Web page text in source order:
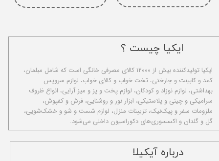
​درباره آیکیلا
ایکیا چیست ؟
ا​یکیا تولیدکننده بیش از ۱۲۰۰۰ کالای مصرفی خانگی است که شامل مبلمان،
کمد و کابینت و جارختی، تخت خواب و کالای خواب، لوازم سرویس
بهداشتی، لوازم نوزاد و کودکان، لوازم پخت و پز و میز آرایی، انواع ظروف
سرامیکی و چینی و پلاستیکی، ابزار نور و روشنایی، فرش و کفپوش،
ملزومات سفر و پیک‌نیک، تزیینات منزل، لوازم شست و شو و خشک‌شویی،
گل و گلدان و اکسسوری‌های دکوراسیون داخلی می‌شود.